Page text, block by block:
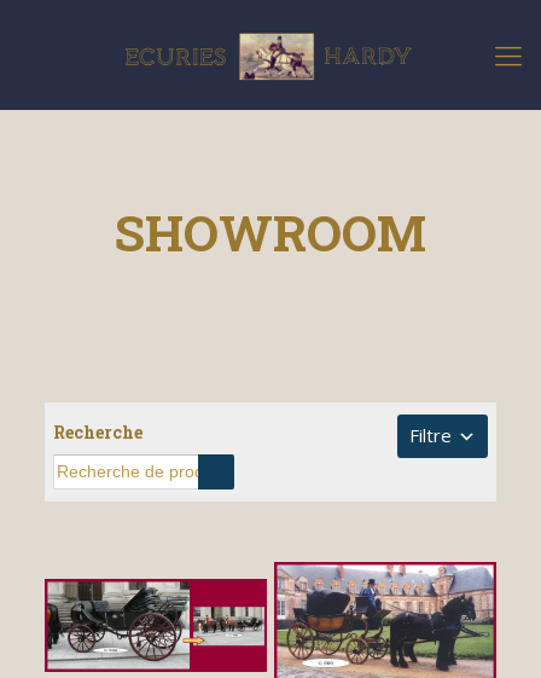
SHOWROOM
Recherche Filtre